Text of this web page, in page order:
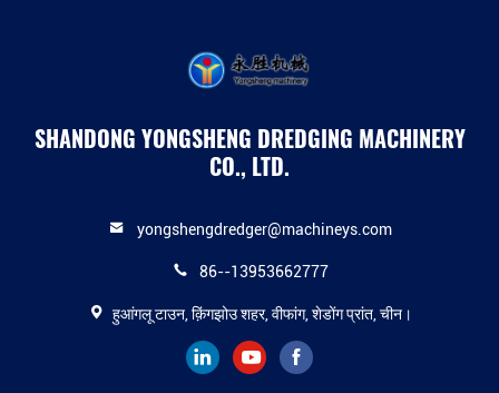
SHANDONG YONGSHENG DREDGING MACHINERY
CO., LTD.
yongshengdredger@machineys.com
86--13953662777
हुआंगलू टाउन, क़िंगझोउ शहर, वीफांग, शेडोंग प्रांत, चीन।